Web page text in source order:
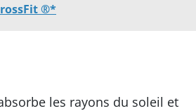
®*
les rayons du soleil et